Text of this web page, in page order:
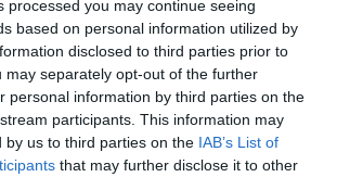
processed you may continue seeing
based on personal information utilized by
disclosed to third parties prior to
may separately opt-out of the further
personal information by third parties on the
participants. This information may
by us to third parties on the IAB’s List of
that may further disclose it to other